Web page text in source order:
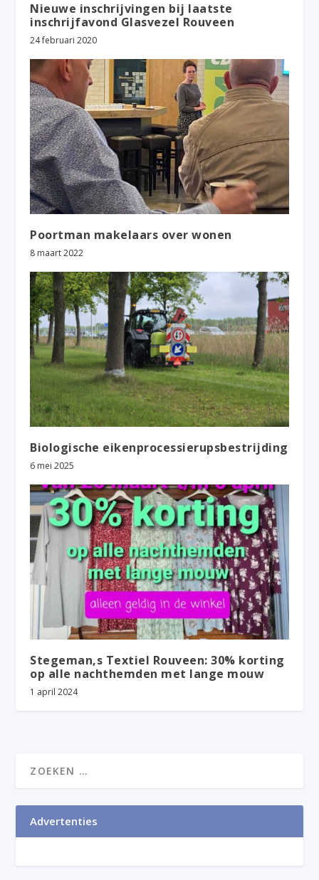
Nieuwe inschrijvingen bij laatste
inschrijfavond Glasvezel Rouveen
24 februari 2020
Poortman makelaars over wonen
8 maart 2022
Biologische eikenprocessierupsbestrijding
6 mei 2025
Stegeman,s Textiel Rouveen: 30% korting
op alle nachthemden met lange mouw
1 april 2024
Advertenties